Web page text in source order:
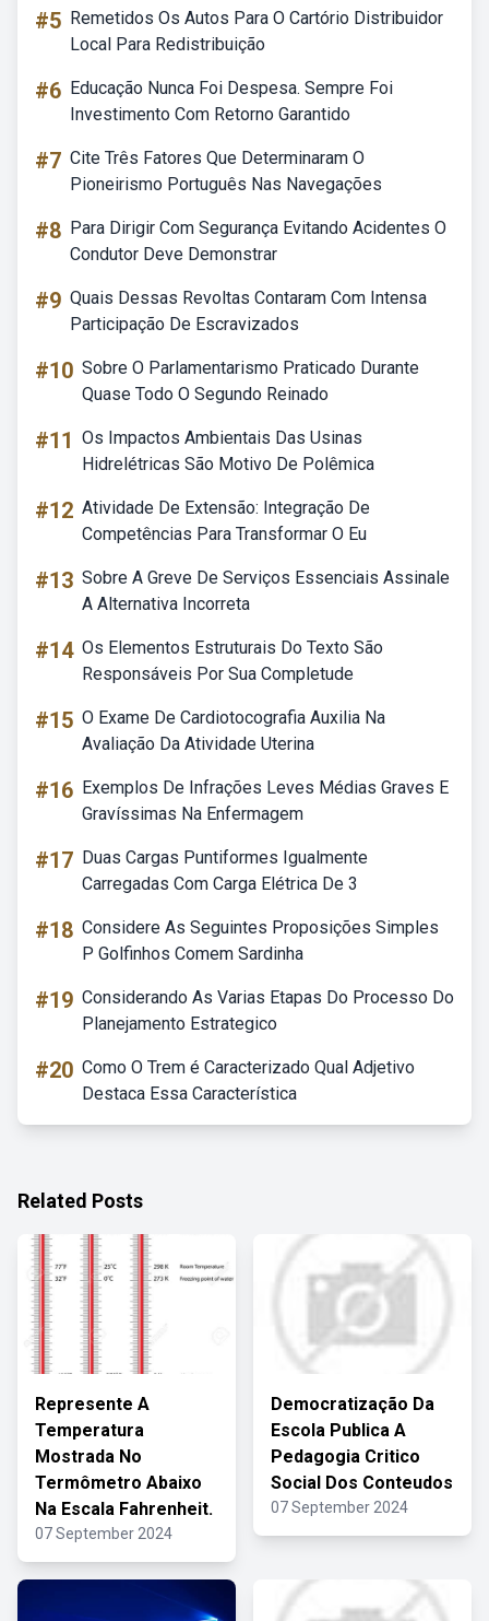
#5 Remetidos Os Autos Para O Cartório Distribuidor
Local Para Redistribuição
#6 Educação Nunca Foi Despesa. Sempre Foi
Investimento Com Retorno Garantido
#7 Cite Três Fatores Que Determinaram O
Pioneirismo Português Nas Navegações
#8 Para Dirigir Com Segurança Evitando Acidentes O
Condutor Deve Demonstrar
#9 Quais Dessas Revoltas Contaram Com Intensa
Participação De Escravizados
#10 Sobre O Parlamentarismo Praticado Durante
Quase Todo O Segundo Reinado
#11 Os Impactos Ambientais Das Usinas
Hidrelétricas São Motivo De Polêmica
#12 Atividade De Extensão: Integração De
Competências Para Transformar O Eu
#13 Sobre A Greve De Serviços Essenciais Assinale
A Alternativa Incorreta
#14 Os Elementos Estruturais Do Texto São
Responsáveis Por Sua Completude
#15 O Exame De Cardiotocografia Auxilia Na
Avaliação Da Atividade Uterina
#16 Exemplos De Infrações Leves Médias Graves E
Gravíssimas Na Enfermagem
#17 Duas Cargas Puntiformes Igualmente
Carregadas Com Carga Elétrica De 3
#18 Considere As Seguintes Proposições Simples
P Golfinhos Comem Sardinha
#19 Considerando As Varias Etapas Do Processo Do
Planejamento Estrategico
#20 Como O Trem é Caracterizado Qual Adjetivo
Destaca Essa Característica
Related Posts
Represente A
Temperatura
Mostrada No
Termômetro Abaixo
Na Escala Fahrenheit.
07 September 2024
Democratização Da
Escola Publica A
Pedagogia Critico
Social Dos Conteudos
07 September 2024